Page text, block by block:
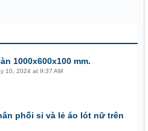
1000x600x100 mm.
10, 2024 at 9:37 AM
phối sỉ và lẻ áo lót nữ trên